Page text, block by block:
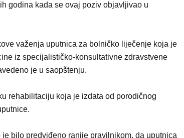
godina kada se ovaj poziv objavljivao u
važenja uputnica za bolničko liječenje koja je
iz specijalističko-konsultativne zdravstvene
je u saopštenju.
rehabilitaciju koja je izdata od porodičnog
bilo predviđeno ranije pravilnikom, da uputnica